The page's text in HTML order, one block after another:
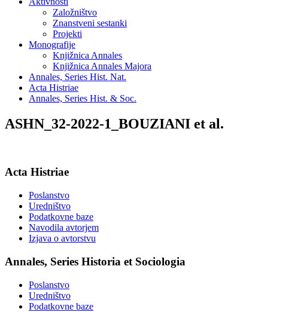
Založništvo
Znanstveni sestanki
Projekti
Monografije
Knjižnica Annales
Knjižnica Annales Majora
Annales, Series Hist. Nat.
Acta Histriae
Annales, Series Hist. & Soc.
ASHN_32-2022-1_BOUZIANI et al.
Acta Histriae
Poslanstvo
Uredništvo
Podatkovne baze
Navodila avtorjem
Izjava o avtorstvu
Annales, Series Historia et Sociologia
Poslanstvo
Uredništvo
Podatkovne baze